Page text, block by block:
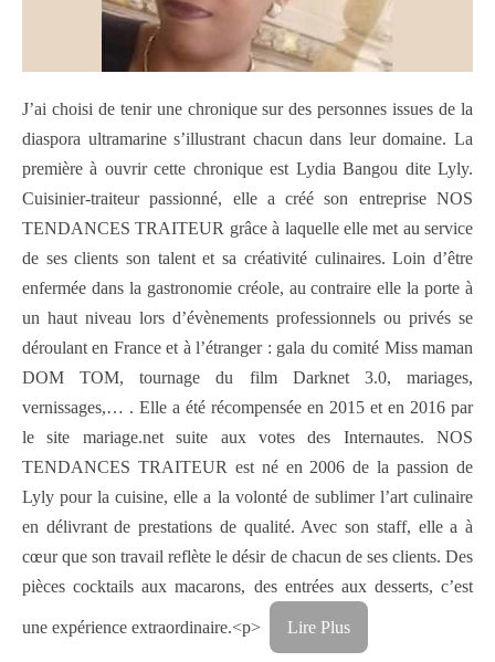
J’ai choisi de tenir une chronique sur des personnes issues de la
diaspora ultramarine s’illustrant chacun dans leur domaine. La
première à ouvrir cette chronique est Lydia Bangou dite Lyly.
Cuisinier-traiteur passionné, elle a créé son entreprise NOS
TENDANCES TRAITEUR grâce à laquelle elle met au service
de ses clients son talent et sa créativité culinaires. Loin d’être
enfermée dans la gastronomie créole, au contraire elle la porte à
un haut niveau lors d’évènements professionnels ou privés se
déroulant en France et à l’étranger : gala du comité Miss maman
DOM TOM, tournage du film Darknet 3.0, mariages,
vernissages,… . Elle a été récompensée en 2015 et en 2016 par
le site mariage.net suite aux votes des Internautes. NOS
TENDANCES TRAITEUR est né en 2006 de la passion de
Lyly pour la cuisine, elle a la volonté de sublimer l’art culinaire
en délivrant de prestations de qualité. Avec son staff, elle a à
cœur que son travail reflète le désir de chacun de ses clients. Des
pièces cocktails aux macarons, des entrées aux desserts, c’est
une expérience extraordinaire.<p> Lire Plus